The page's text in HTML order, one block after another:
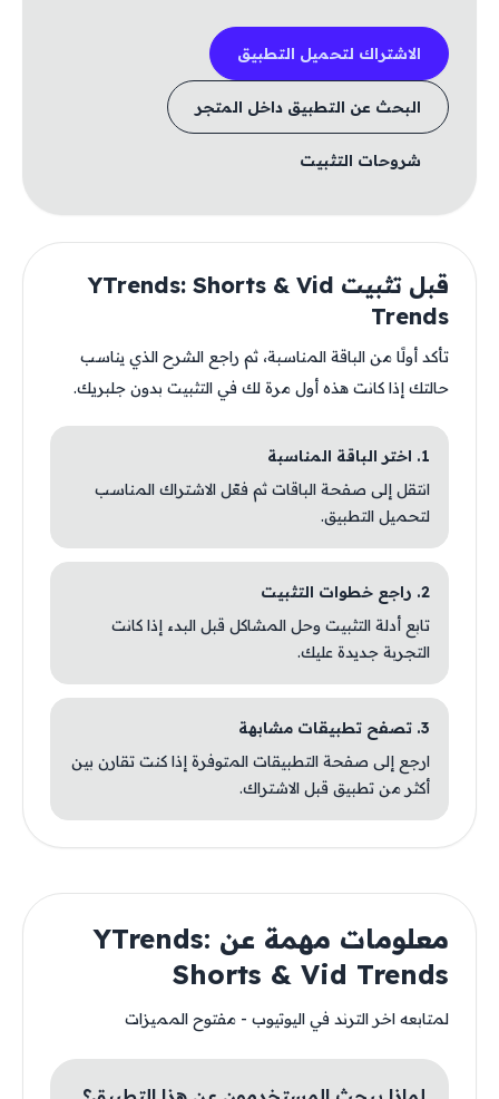
الاشتراك لتحميل التطبيق
البحث عن التطبيق داخل المتجر
شروحات التثبيت
قبل تثبيت YTrends: Shorts & Vid
Trends
تأكد أولًا من الباقة المناسبة، ثم راجع الشرح الذي يناسب
حالتك إذا كانت هذه أول مرة لك في التثبيت بدون جلبريك.
1. اختر الباقة المناسبة
انتقل إلى صفحة الباقات ثم فعّل الاشتراك المناسب
لتحميل التطبيق.
2. راجع خطوات التثبيت
تابع أدلة التثبيت وحل المشاكل قبل البدء إذا كانت
التجربة جديدة عليك.
3. تصفح تطبيقات مشابهة
ارجع إلى صفحة التطبيقات المتوفرة إذا كنت تقارن بين
أكثر من تطبيق قبل الاشتراك.
معلومات مهمة عن YTrends:
Shorts & Vid Trends
لمتابعه اخر الترند في اليوتيوب - مفتوح المميزات